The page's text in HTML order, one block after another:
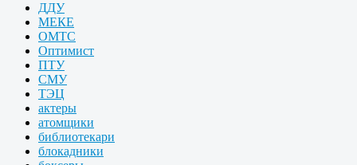
ДДУ
МЕКЕ
ОМТС
Оптимист
ПТУ
СМУ
ТЭЦ
актеры
атомщики
библиотекари
блокадники